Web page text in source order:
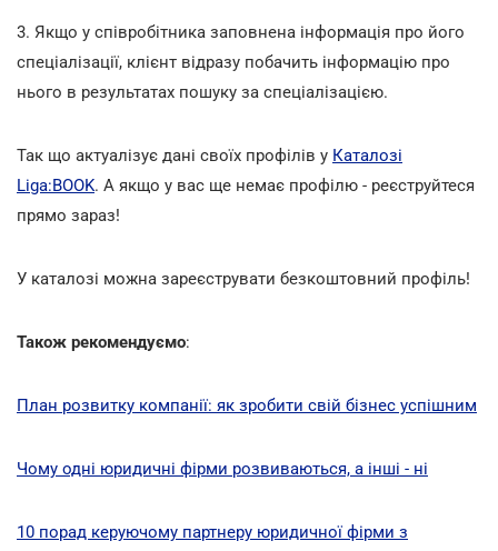
3. Якщо у співробітника заповнена інформація про його
спеціалізації, клієнт відразу побачить інформацію про
нього в результатах пошуку за спеціалізацією.
Так що актуалізує дані своїх профілів у Каталозі
Liga:BOOK. А якщо у вас ще немає профілю - реєструйтеся
прямо зараз!
У каталозі можна зареєструвати безкоштовний профіль!
Також рекомендуємо:
План розвитку компанії: як зробити свій бізнес успішним
Чому одні юридичні фірми розвиваються, а інші - ні
10 порад керуючому партнеру юридичної фірми з